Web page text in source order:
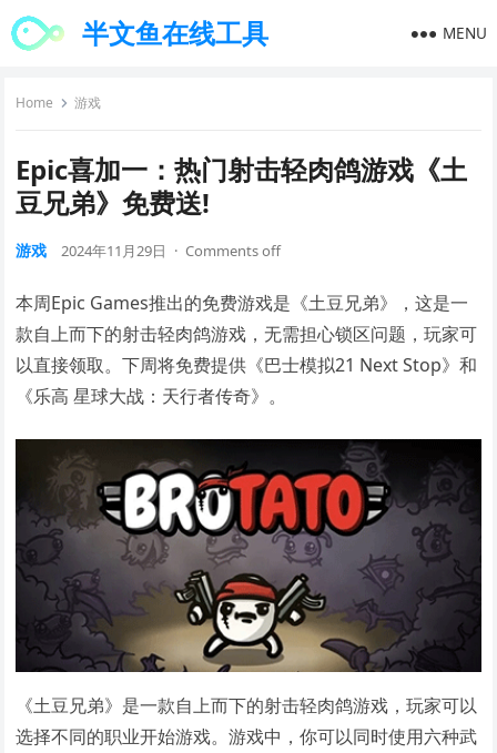
半文鱼在线工具 MENU
Home 游戏
Epic喜加一：热门射击轻肉鸽游戏《土
豆兄弟》免费送!
游戏 2024年11月29日 · Comments off
本周Epic Games推出的免费游戏是《土豆兄弟》，这是一
款自上而下的射击轻肉鸽游戏，无需担心锁区问题，玩家可
以直接领取。下周将免费提供《巴士模拟21 Next Stop》和
《乐高 星球大战：天行者传奇》。
《土豆兄弟》是一款自上而下的射击轻肉鸽游戏，玩家可以
选择不同的职业开始游戏。游戏中，你可以同时使用六种武